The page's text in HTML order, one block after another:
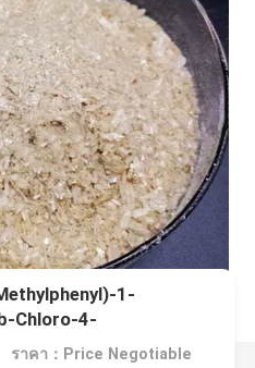
1-
Chloro-4-
69673-92-3
ราคา：Price Negotiable